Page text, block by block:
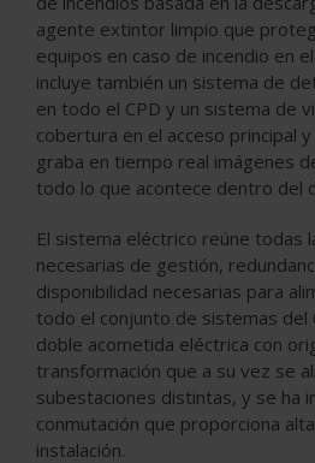
agente extintor limpio que
equipos en caso de incendio en
incluye también un sistema de
en todo el CPD y un sistema de
cobertura en el acceso principal
graba en tiempo real imágenes
todo lo que acontece dentro del
El sistema eléctrico reúne todas
necesarias de gestión,
disponibilidad necesarias para
todo el conjunto de sistemas del
doble acometida eléctrica con
transformación que a su vez se
subestaciones distintas, y se ha
conmutación que proporciona
instalación.